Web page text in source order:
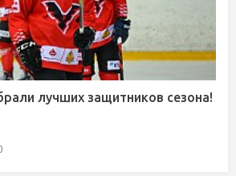
лучших защитников сезона!